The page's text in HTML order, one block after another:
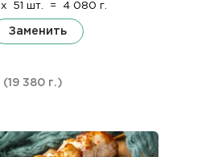
x 51 шт. = 4 080 г.
Заменить
(19 380 г.)